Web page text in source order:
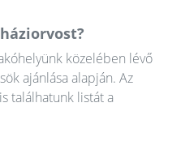
közelében lévő
ajánlása alapján. Az
találhatunk listát a